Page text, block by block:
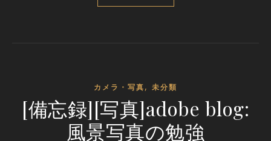
カメラ・写真, 未分類
[備忘録][写真]adobe blog:
風景写真の勉強